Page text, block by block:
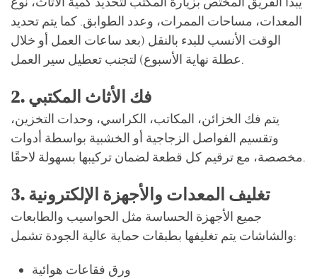
المعدات، مساحات الممرات، وعدد الطوابق. كما يتم تحديد
الوقت الأنسب للبدء بالنقل (بعد ساعات العمل أو خلال
عطلة نهاية الأسبوع) لتجنب تعطيل سير العمل.
2. فك الأثاث المكتبي
يتم فك الخزائن، المكاتب، الكراسي، وحدات التخزين،
وتقسيم الفواصل الزجاجية أو الخشبية بواسطة أدوات
مخصصة، مع ترقيم كل قطعة لضمان تركيبها بسهولة لاحقًا.
3. تغليف المعدات والأجهزة الإلكترونية
جميع الأجهزة الحساسة مثل الحواسيب والطابعات
والشاشات يتم تغليفها بطبقات حماية عالية الجودة تشمل:
ورق فقاعات هوائية